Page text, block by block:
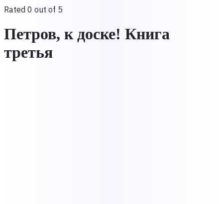
Rated 0 out of 5
Петров, к доске! Книга
третья